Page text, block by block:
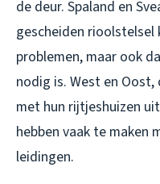
de deur. Spaland en
gescheiden rioolstelsel
problemen, maar ook
nodig is. West en
met hun rijtjeshuizen
hebben vaak te maken
leidingen.